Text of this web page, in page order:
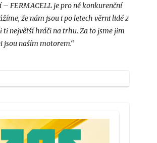
FERMACELL je pro ně konkurenční
že nám jsou i po letech věrni lidé z
ti největší hráči na trhu. Za to jsme jim
jsou naším motorem.“